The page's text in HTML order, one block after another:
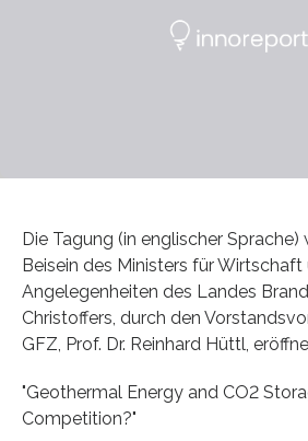
Die Tagung (in englischer
Beisein des Ministers für
Angelegenheiten des Landes
Christoffers, durch den
GFZ, Prof. Dr. Reinhard Hüttl,
"Geothermal Energy and CO2
Competition?"